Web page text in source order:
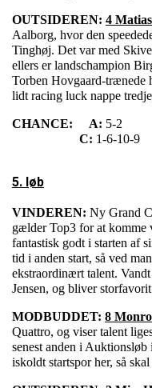
OUTSIDEREN: 4
Aalborg, hvor den
Tinghøj. Det var med
ellers er landschampion
Torben Hovgaard-trænede
lidt racing luck nappe
CHANCE: A: 5-2
C: 1-6-10-9
5. løb
VINDEREN: Ny Grand
gælder Top3 for at komme
fantastisk godt i starten af
tid i anden start, så ved
ekstraordinært talent.
Jensen, og bliver
MODBUDDET: 8
Quattro, og viser talent
senest anden i
iskoldt startspor her, så